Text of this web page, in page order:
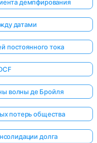
демпфирования
датами
постоянного тока
волны де Бройля
потерь общества
долга